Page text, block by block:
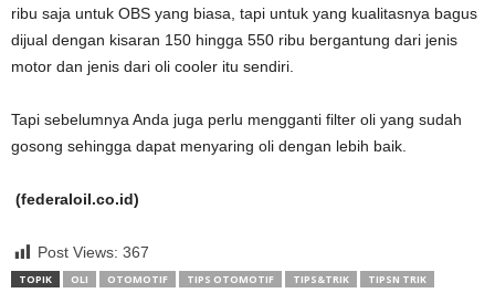
ribu saja untuk OBS yang biasa, tapi untuk yang kualitasnya bagus
dijual dengan kisaran 150 hingga 550 ribu bergantung dari jenis
motor dan jenis dari oli cooler itu sendiri.
Tapi sebelumnya Anda juga perlu mengganti filter oli yang sudah
gosong sehingga dapat menyaring oli dengan lebih baik.
(federaloil.co.id)
Post Views: 367
TOPIK OLI OTOMOTIF TIPS OTOMOTIF TIPS&TRIK TIPSN TRIK